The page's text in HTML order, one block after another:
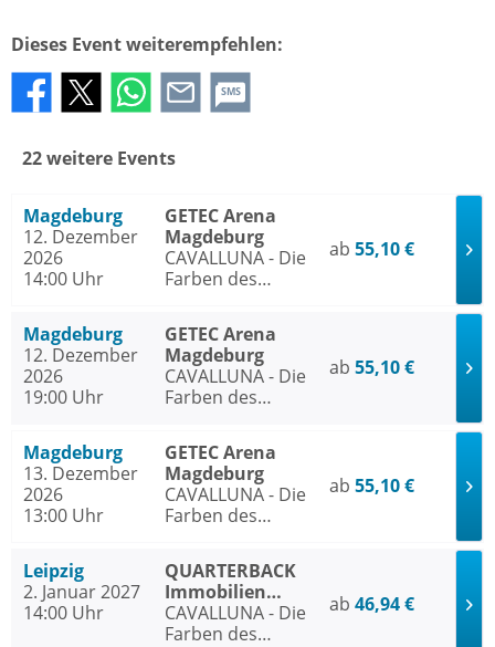
Dieses Event weiterempfehlen:
SMS
22 weitere Events
Magdeburg
12. Dezember
2026
14:00 Uhr
GETEC Arena
Magdeburg
CAVALLUNA - Die
Farben des
ab 55,10 €
Magdeburg
12. Dezember
2026
19:00 Uhr
GETEC Arena
Magdeburg
CAVALLUNA - Die
Farben des
ab 55,10 €
Magdeburg
13. Dezember
2026
13:00 Uhr
GETEC Arena
Magdeburg
CAVALLUNA - Die
Farben des
ab 55,10 €
Leipzig
2. Januar 2027
14:00 Uhr
QUARTERBACK
Immobilien
ARENA Leipzig
CAVALLUNA - Die
Farben des
ab 46,94 €